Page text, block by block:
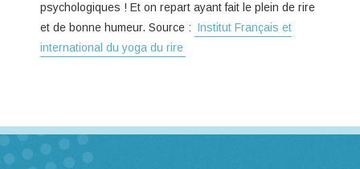
psychologiques ! Et on repart ayant fait le plein de rire
et de bonne humeur. Source : Institut Français et
international du yoga du rire